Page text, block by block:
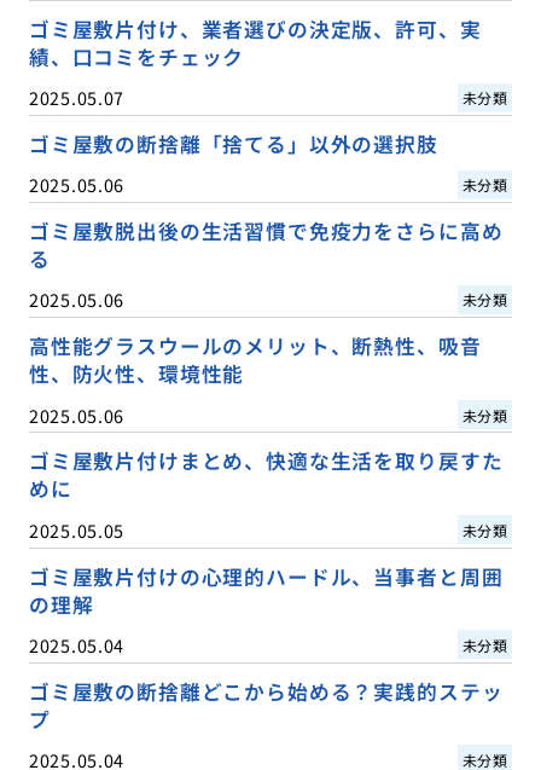
ゴミ屋敷片付け、業者選びの決定版、許可、実
績、口コミをチェック
2025.05.07 未分類
ゴミ屋敷の断捨離「捨てる」以外の選択肢
2025.05.06 未分類
ゴミ屋敷脱出後の生活習慣で免疫力をさらに高め
る
2025.05.06 未分類
高性能グラスウールのメリット、断熱性、吸音
性、防火性、環境性能
2025.05.06 未分類
ゴミ屋敷片付けまとめ、快適な生活を取り戻すた
めに
2025.05.05 未分類
ゴミ屋敷片付けの心理的ハードル、当事者と周囲
の理解
2025.05.04 未分類
ゴミ屋敷の断捨離どこから始める？実践的ステッ
プ
2025.05.04 未分類